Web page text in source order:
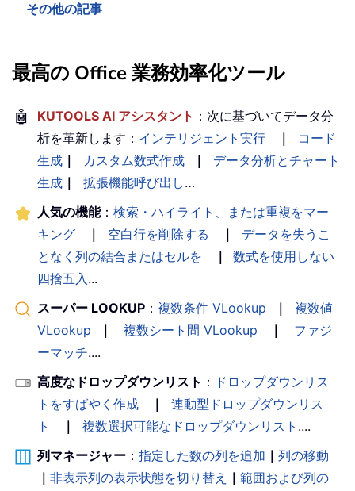
その他の記事
最高の Office 業務効率化ツール
🤖 KUTOOLS AI アシスタント ：次に基づいてデータ分
析を革新します： インテリジェント実行 ｜
コード
生成 ｜ カスタム数式作成 ｜
データ分析とチャート
生成 ｜ 拡張機能呼び出し…
人気の機能： 検索・ハイライト、または重複をマー
キング
｜ 空白行を削除する ｜
データを失うこ
となく列の結合またはセルを
｜
数式を使用しない
四捨五入...
スーパー LOOKUP ： 複数条件 VLookup ｜
複数値
VLookup
｜ 複数シート間 VLookup ｜
ファジ
ーマッチ....
高度なドロップダウンリスト ： ドロップダウンリス
トをすばやく作成
｜
連動型ドロップダウンリス
ト
｜ 複数選択可能なドロップダウンリスト ....
列マネージャー ： 指定した数の列を追加 ｜ 列の移動
｜ 非表示列の表示状態を切り替え ｜ 範囲および列の